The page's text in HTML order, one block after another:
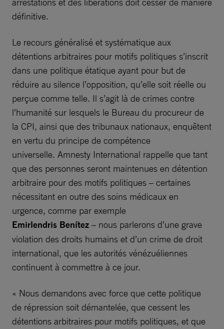
définitive.
Le recours généralisé et systématique aux
détentions arbitraires pour motifs politiques s’inscrit
dans une politique étatique ayant pour but de
réduire au silence l’opposition, qu’elle soit réelle ou
perçue comme telle. Il s’agit là de crimes contre
l’humanité sur lesquels le Bureau du procureur de
la CPI, ainsi que des tribunaux nationaux, enquêtent
en vertu du principe de compétence
universelle. Amnesty International rappelle que tant
que des personnes seront maintenues en détention
arbitraire pour des motifs politiques – certaines
nécessitant en outre des soins médicaux en
urgence, comme par exemple
Emirlendris Benítez – nous parlerons d’une grave
violation des droits humains et d’un crime de droit
international, que les autorités vénézuéliennes
continuent à commettre à ce jour.
« Nous demandons avec force que cette politique
de répression soit démantelée, que cessent les
détentions arbitraires pour motifs politiques, et que